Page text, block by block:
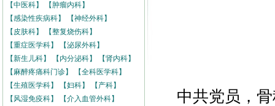
【中医科】
【肿瘤内科】
【感染性疾病科】
【神经外科】
【皮肤科】
【整复烧伤科】
【重症医学科】
【泌尿外科】
【新生儿科】
【内分泌科】
【肾内科】
【麻醉疼痛科门诊】
【全科医学科】
【生殖医学科】
【妇科】
【产科】
【风湿免疫科】
【介入血管外科】
中共党员，骨